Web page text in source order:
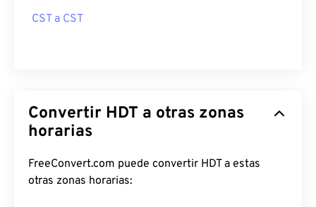
CST a CST
Convertir HDT a otras zonas
horarias
FreeConvert.com puede convertir HDT a estas
otras zonas horarias: